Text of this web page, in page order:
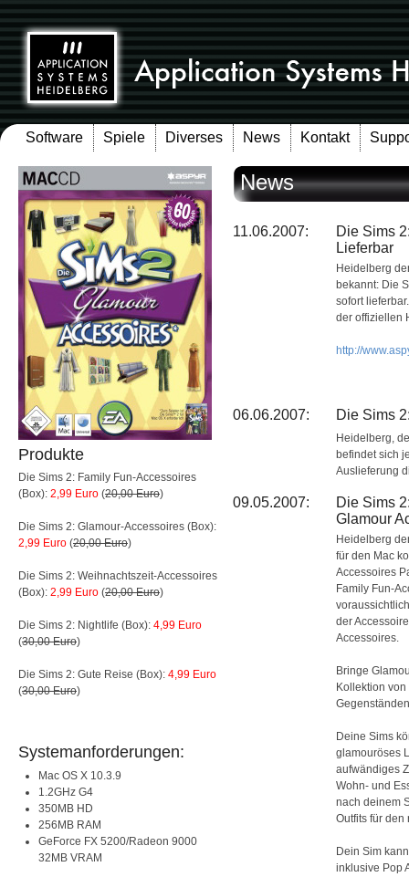
Software Spiele Diverses News Kontakt
Produkte
Die Sims 2: Family Fun-Accessoires
(Box): 2,99 Euro (20,00 Euro)
Die Sims 2: Glamour-Accessoires (Box):
2,99 Euro (20,00 Euro)
Die Sims 2: Weihnachtszeit-Accessoires
(Box): 2,99 Euro (20,00 Euro)
Die Sims 2: Nightlife (Box): 4,99 Euro
(30,00 Euro)
Die Sims 2: Gute Reise (Box): 4,99 Euro
(30,00 Euro)
Systemanforderungen:
Mac OS X 10.3.9
1.2GHz G4
350MB HD
256MB RAM
GeForce FX 5200/Radeon 9000
32MB VRAM
News
11.06.2007:
Die Sims
Lieferbar
Heidelberg
bekannt: Die
sofort
der offiziellen
http://
06.06.2007: Die Sims
Heidelberg,
befindet sich
Auslieferung
09.05.2007:
Die Sims
Glamour
Heidelberg
für den Mac
Accessoires
Family Fun-
der
Accessoires.
Bringe
Kollektion
Deine Sims
glamouröses
aufwändiges
Wohn- und
nach deinem
Outfits für den
Dein Sim
inklusive Pop